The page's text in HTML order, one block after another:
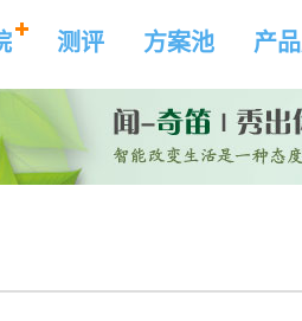
测评 方案池 产